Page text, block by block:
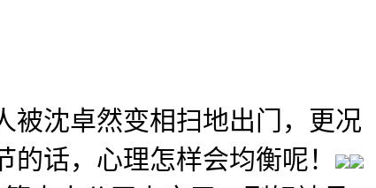
沈卓然变相扫地出门，更况
话，心理怎样会均衡呢！